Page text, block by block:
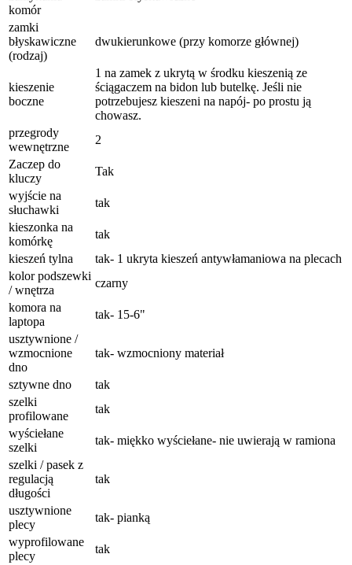
komór
zamki
błyskawiczne
(rodzaj)
dwukierunkowe (przy komorze głównej)
kieszenie
boczne
1 na zamek z ukrytą w środku kieszenią ze
ściągaczem na bidon lub butelkę. Jeśli nie
potrzebujesz kieszeni na napój- po prostu ją
chowasz.
przegrody
wewnętrzne
2
Zaczep do
kluczy
Tak
wyjście na
słuchawki
tak
kieszonka na
komórkę
tak
kieszeń tylna
tak- 1 ukryta kieszeń antywłamaniowa na plecach
kolor podszewki
/ wnętrza
czarny
komora na
laptopa
tak- 15-6"
usztywnione /
wzmocnione
dno
tak- wzmocniony materiał
sztywne dno
tak
szelki
profilowane
tak
wyściełane
szelki
tak- miękko wyściełane- nie uwierają w ramiona
szelki / pasek z
regulacją
długości
tak
usztywnione
plecy
tak- pianką
wyprofilowane
plecy
tak